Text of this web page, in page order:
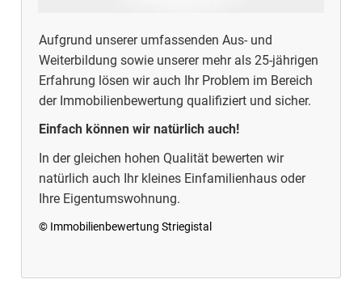
Aufgrund unserer umfassenden Aus- und
Weiterbildung sowie unserer mehr als 25-jährigen
Erfahrung lösen wir auch Ihr Problem im Bereich
der Immobilienbewertung qualifiziert und sicher.
Einfach können wir natürlich auch!
In der gleichen hohen Qualität bewerten wir
natürlich auch Ihr kleines Einfamilienhaus oder
Ihre Eigentumswohnung.
© Immobilienbewertung Striegistal